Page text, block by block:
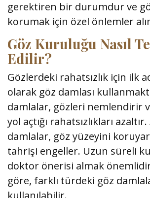
gerektiren bir durumdur ve
korumak için özel önlemler
Göz Kuruluğu Nasıl
Edilir?
Gözlerdeki rahatsızlık için ilk
olarak göz damlası
damlalar, gözleri nemlendirir
yol açtığı rahatsızlıkları
damlalar, göz yüzeyini
tahrişi engeller. Uzun süreli
doktor önerisi almak
göre, farklı türdeki göz
kullanılabilir.